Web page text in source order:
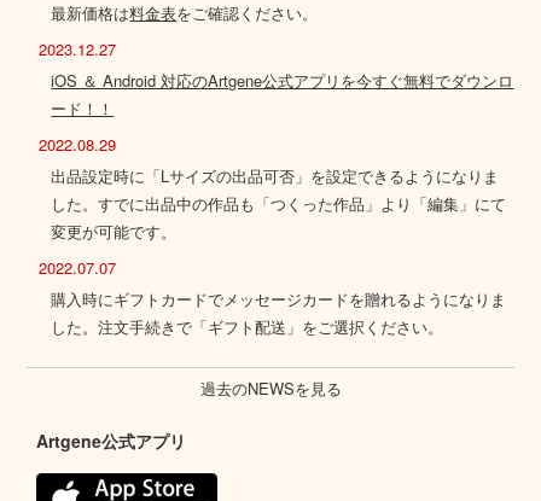
最新価格は料金表をご確認ください。
2023.12.27
iOS ＆ Android 対応のArtgene公式アプリを今すぐ無料でダウンロ
ード！！
2022.08.29
出品設定時に「Lサイズの出品可否」を設定できるようになりま
した。すでに出品中の作品も「つくった作品」より「編集」にて
変更が可能です。
2022.07.07
購入時にギフトカードでメッセージカードを贈れるようになりま
した。注文手続きで「ギフト配送」をご選択ください。
過去のNEWSを見る
Artgene公式アプリ